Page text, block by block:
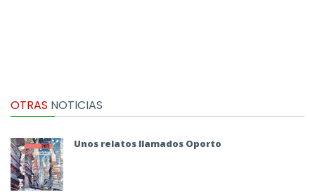
OTRAS NOTICIAS
Unos relatos llamados Oporto